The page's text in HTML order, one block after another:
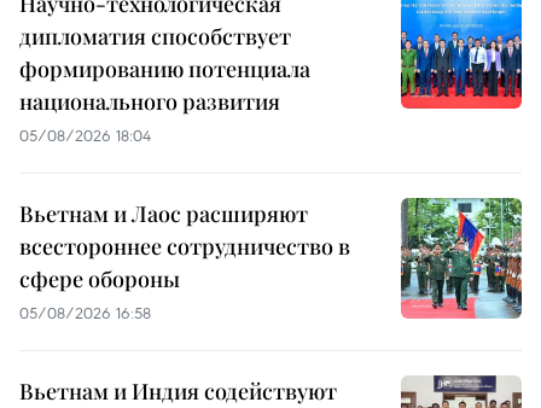
дипломатия способствует
формированию потенциала
национального развития
05/08/2026 18:04
Вьетнам и Лаос расширяют
всестороннее сотрудничество в
сфере обороны
05/08/2026 16:58
Вьетнам и Индия содействуют